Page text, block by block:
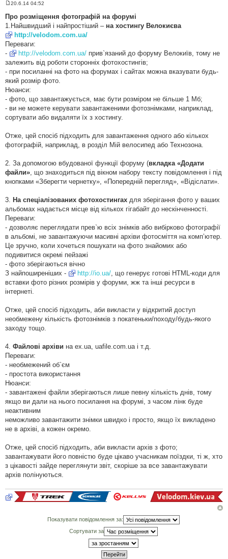
о
в
д
о
м
л
е
н
н
я
20.6.14 04:52
Про розміщення фотографій на форумі
1.Найшвидший і найпростіший – на хостингу Велокиєва
http://velodom.com.ua/
Переваги:
-
http://velodom.com.ua/ прив`язаний до форуму Велокиїв, тому не
залежить від роботи сторонніх фотохостингів;
- при посиланні на фото на форумах і сайтах можна вказувати будь-
який розмір фото.
Нюанси:
- фото, що завантажується, має бути розміром не більше 1 Мб;
- ви не можете керувати завантаженими фотознімками, наприклад,
сортувати або видаляти їх з хостингу.
Отже, цей спосіб підходить для завантаження одного або кількох
фотографій, наприклад, в розділ Мій велосипед або Технозона.
2. За допомогою вбудованої функції форуму (вкладка «Додати
файли», що знаходиться під вікном набору тексту повідомлення і під
кнопками «Зберегти чернетку», «Попередній перегляд», «Відіслати».
3. На спеціалізованих фотохостингах для зберігання фото у ваших
альбомах надається місце від кількох гігабайт до нескінченності.
Переваги:
- дозволяє переглядати прев`ю всіх знімків або вибірково фотографії
в альбомі, не завантажуючи масивні архіви фотосміття на комп’ютер.
Це зручно, коли хочеться пошукати на фото знайомих або
подивитися окремі пейзажі
- фото зберігаються вічно
З найпоширеніших -
http://io.ua/, що генерує готові HTML-коди для
вставки фото різних розмірів у форуми, жж та інші ресурси в
інтернеті.
Отже, цей спосіб підходить, аби викласти у відкритий доступ
необмежену кількість фотознімків з покатеньки/походу/будь-якого
заходу тощо.
4. Файлові архіви на ex.ua, uafile.com.ua і т.д.
Переваги:
- необмежений об`єм
- простота використання
Нюанси:
- завантажені файли зберігаються лише певну кількість днів, тому
якщо ви дали на нього посилання на форумі, з часом лінк буде
неактивним
неможливо завантажити знімки швидко і просто, якщо їх викладено
не в архіві, а кожен окремо.
Отже, цей спосіб підходить, аби викласти архів з фото;
завантажувати його повністю буде цікаво учасникам поїздки, ті ж, хто
з цікавості зайде переглянути звіт, скоріше за все завантажувати
архів полінуються.
Показувати повідомлення за:
Сортувати за